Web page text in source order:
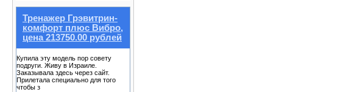
Тренажер Грэвитрин-
комфорт плюс Вибро,
цена 213750.00 рублей
Купила эту модель пор совету
подруги. Живу в Израиле.
Заказывала здесь через сайт.
Прилетала специально для того
чтобы з